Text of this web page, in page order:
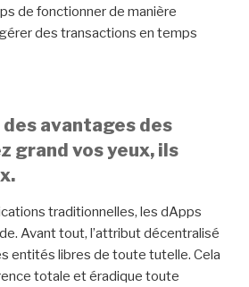
de fonctionner de manière
des transactions en temps
des avantages des
grand vos yeux, ils
traditionnelles, les dApps
Avant tout, l’attribut décentralisé
entités libres de toute tutelle. Cela
totale et éradique toute